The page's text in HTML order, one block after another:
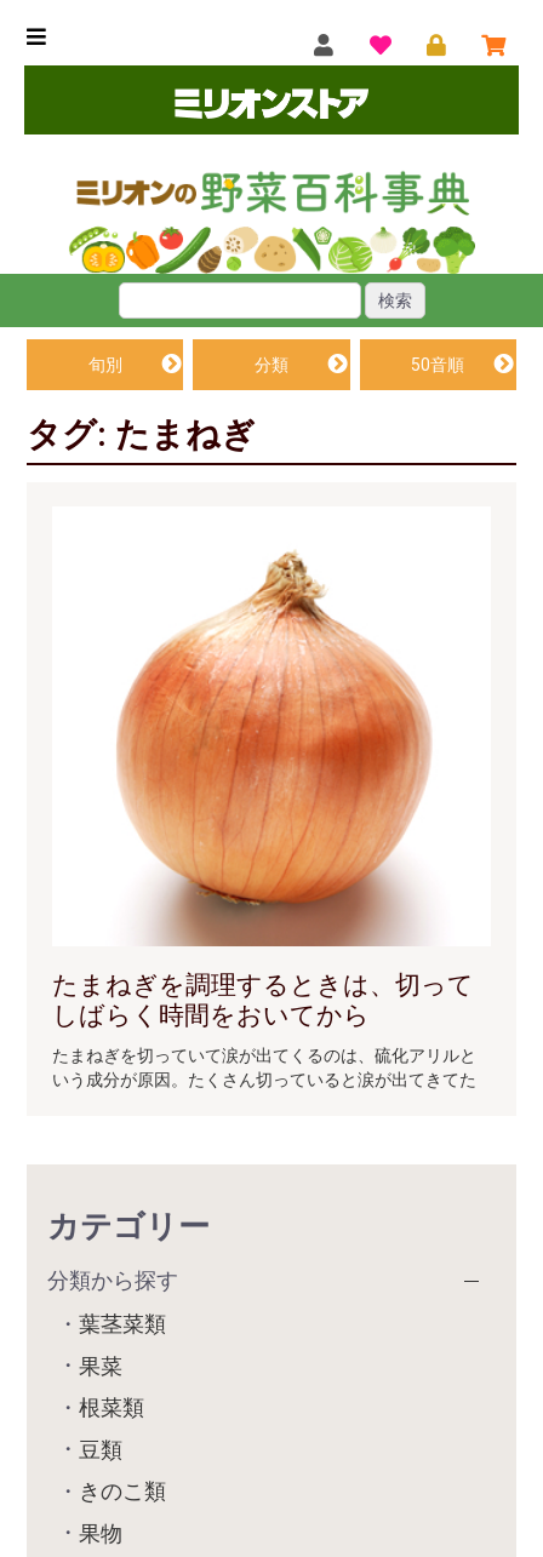
旬別 分類 50音順
タグ: たまねぎ
たまねぎを調理するときは、切って
しばらく時間をおいてから
たまねぎを切っていて涙が出てくるのは、硫化アリルと
いう成分が原因。たくさん切っていると涙が出てきてた
カテゴリー
分類から探す
葉茎菜類
果菜
根菜類
豆類
きのこ類
果物